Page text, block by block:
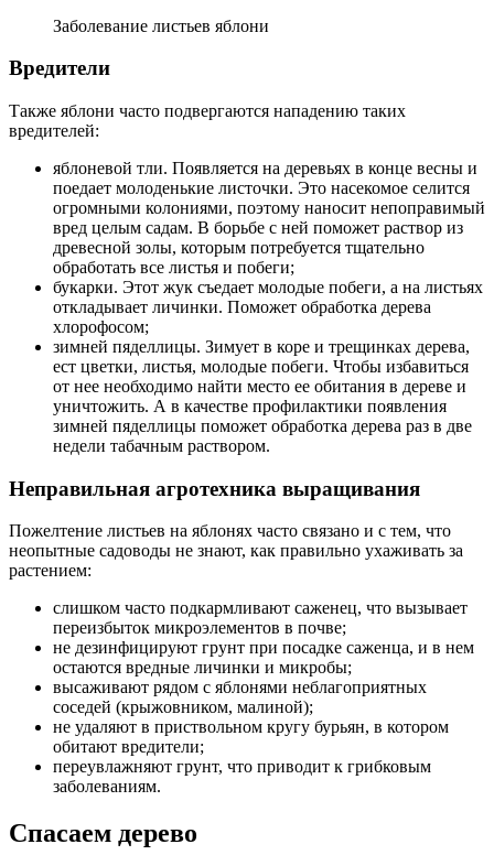
Заболевание листьев яблони
Вредители
Также яблони часто подвергаются нападению таких
вредителей:
яблоневой тли. Появляется на деревьях в конце весны и
поедает молоденькие листочки. Это насекомое селится
огромными колониями, поэтому наносит непоправимый
вред целым садам. В борьбе с ней поможет раствор из
древесной золы, которым потребуется тщательно
обработать все листья и побеги;
букарки. Этот жук съедает молодые побеги, а на листьях
откладывает личинки. Поможет обработка дерева
хлорофосом;
зимней пяделлицы. Зимует в коре и трещинках дерева,
ест цветки, листья, молодые побеги. Чтобы избавиться
от нее необходимо найти место ее обитания в дереве и
уничтожить. А в качестве профилактики появления
зимней пяделлицы поможет обработка дерева раз в две
недели табачным раствором.
Неправильная агротехника выращивания
Пожелтение листьев на яблонях часто связано и с тем, что
неопытные садоводы не знают, как правильно ухаживать за
растением:
слишком часто подкармливают саженец, что вызывает
переизбыток микроэлементов в почве;
не дезинфицируют грунт при посадке саженца, и в нем
остаются вредные личинки и микробы;
высаживают рядом с яблонями неблагоприятных
соседей (крыжовником, малиной);
не удаляют в приствольном кругу бурьян, в котором
обитают вредители;
переувлажняют грунт, что приводит к грибковым
заболеваниям.
Спасаем дерево